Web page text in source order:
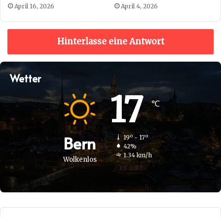
April 16, 2026 April 4, 2026
Hinterlasse eine Antwort
Wetter
Bern
Wolkenlos
17℃
19º - 17º
42%
1.34 km/h